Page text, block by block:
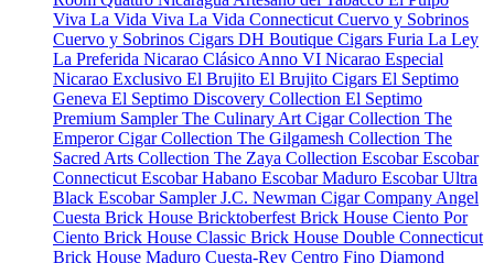
Viva La Vida Viva La Vida Connecticut Cuervo y Sobrinos
Cuervo y Sobrinos Cigars DH Boutique Cigars Furia La Ley
La Preferida Nicarao Clásico Anno VI Nicarao Especial
Nicarao Exclusivo El Brujito El Brujito Cigars El Septimo
Geneva El Septimo Discovery Collection El Septimo
Premium SamplerThe Culinary Art Cigar Collection The
Emperor Cigar Collection The Gilgamesh Collection The
Sacred Arts Collection The Zaya Collection EscobarEscobar
Connecticut Escobar Habano Escobar Maduro Escobar Ultra
Black Escobar SamplerJ.C. Newman Cigar Company Angel
Cuesta Brick House Bricktoberfest Brick House Ciento Por
Ciento Brick House Classic Brick House Double Connecticut
Brick House Maduro Cuesta-Rey Centro Fino Diamond